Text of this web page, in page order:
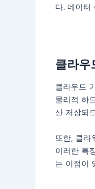
다. 데이터
클라우
클라우드
물리적 하
산 저장되
또한, 클라
이러한 특
는 이점이